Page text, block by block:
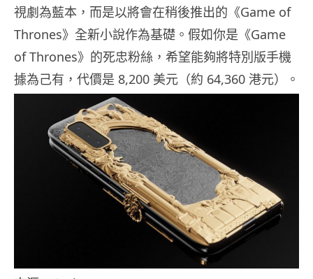
視劇為藍本，而是以將會在稍後推出的《Game of
Thrones》全新小說作為基礎。假如你是《Game
of Thrones》的死忠粉絲，希望能夠將特別版手機
據為己有，代價是 8,200 美元（約 64,360 港元）。